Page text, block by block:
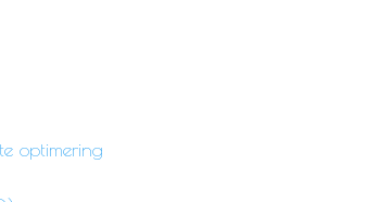
optimering